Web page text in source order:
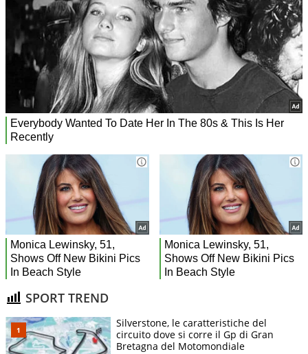
SPORT TREND
Silverstone, le caratteristiche del
circuito dove si corre il Gp di Gran
Bretagna del Motomondiale